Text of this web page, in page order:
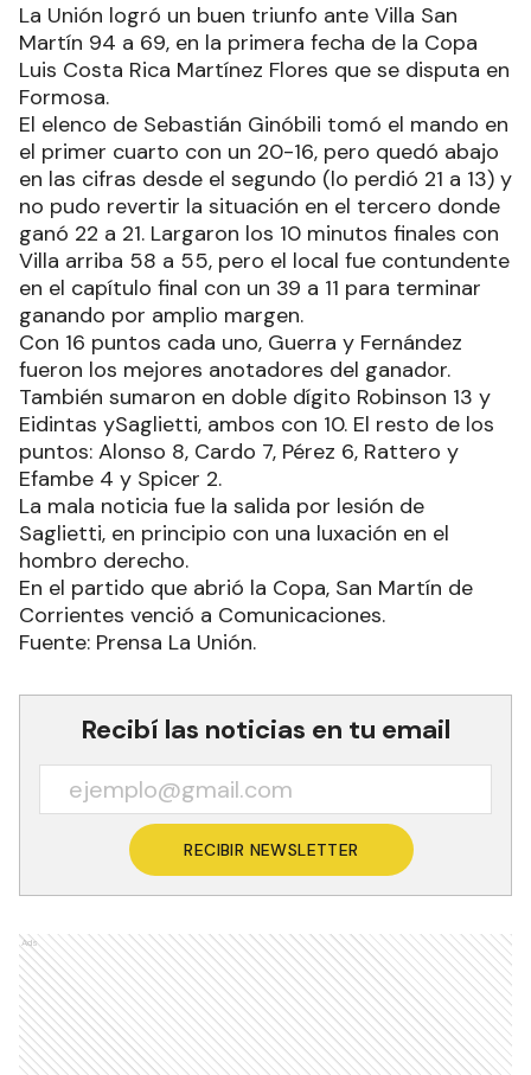
La Unión logró un buen triunfo ante Villa San
Martín 94 a 69, en la primera fecha de la Copa
Luis Costa Rica Martínez Flores que se disputa en
Formosa.
El elenco de Sebastián Ginóbili tomó el mando en
el primer cuarto con un 20-16, pero quedó abajo
en las cifras desde el segundo (lo perdió 21 a 13) y
no pudo revertir la situación en el tercero donde
ganó 22 a 21. Largaron los 10 minutos finales con
Villa arriba 58 a 55, pero el local fue contundente
en el capítulo final con un 39 a 11 para terminar
ganando por amplio margen.
Con 16 puntos cada uno, Guerra y Fernández
fueron los mejores anotadores del ganador.
También sumaron en doble dígito Robinson 13 y
Eidintas ySaglietti, ambos con 10. El resto de los
puntos: Alonso 8, Cardo 7, Pérez 6, Rattero y
Efambe 4 y Spicer 2.
La mala noticia fue la salida por lesión de
Saglietti, en principio con una luxación en el
hombro derecho.
En el partido que abrió la Copa, San Martín de
Corrientes venció a Comunicaciones.
Fuente: Prensa La Unión.
Recibí las noticias en tu email
RECIBIR NEWSLETTER
Ads